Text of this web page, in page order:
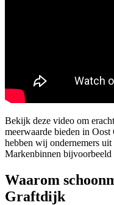
Bekijk deze video om
meerwaarde bieden in
hebben wij ondernemers
Markenbinnen bijvoorbeeld
Waarom
Graftdijk